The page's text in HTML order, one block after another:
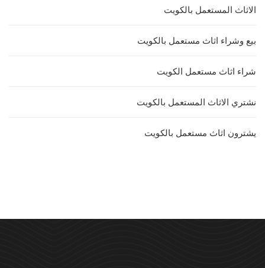
الاثاث المستعمل بالكويت
بيع وشراء اثاث مستعمل بالكويت
شراء اثاث مستعمل الكويت
نشتري الاثاث المستعمل بالكويت
يشترون اثاث مستعمل بالكويت